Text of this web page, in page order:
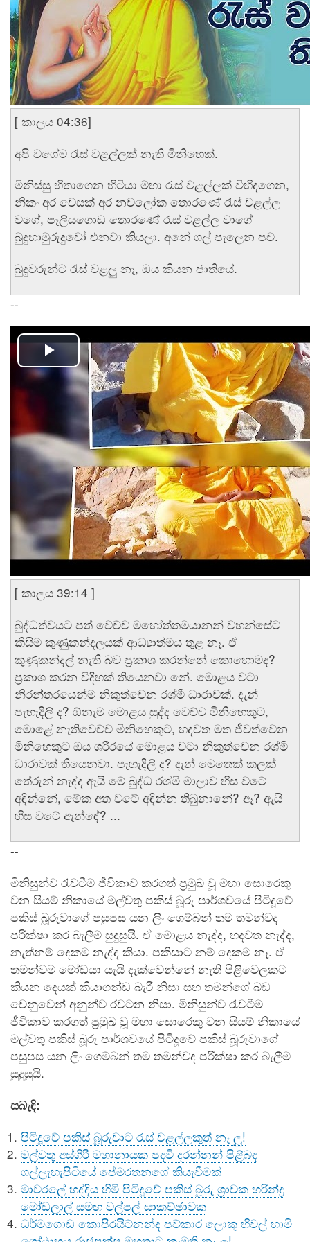
[ කාලය 04:36]
අපි වගේම රැස් වළල්ලක් නැති මිනිහෙක්.
මිනිස්සු හිතාගෙන හිටියා මහා රැස් වළල්ලක් විහිදගෙන,
නිකං අරවෙසක් අරනවලෝක තොරණේ රැස් වළල්ල
වගේ, පෑලියගොඩ තොරණේ රැස් වළල්ල වාගේ
බුදුහාමුරුදුවෝ එනවා කියලා. අනේ ගල් පැලෙන පච.
බුදුවරුන්ට රැස් වළලු නෑ, ඔය කියන ජාතියේ.
--
[ කාලය 39:14 ]
බුද්ධත්වයට පත් වෙච්ච මහෝත්තමයානන් වහන්සේට
කිසිම කුණුකන්දලයක් ආධ්‍යාත්මය තුළ නෑ. ඒ
කුණුකන්දල් නැති බව ප්‍රකාශ කරන්නේ කොහොමද?
ප්‍රකාශ කරන විදිහක් තියෙනවා නේ. මොළය වටා
නිරන්තරයෙන්ම නිකුත්වෙන රශ්මී ධාරාවක්. දැන්
පැහැදිලි ද? ඕනැම මොළය සුද්ද වෙච්ච මිනිහෙකුට,
මොළේ නැතිවෙච්ච මිනිහෙකුට, හදවත මත ජීවත්වෙන
මිනිහෙකුට ඔය ශරීරයේ මොළය වටා නිකුත්වෙන රශ්මි
ධාරාවක් තියෙනවා. පැහැදිලි ද? දැන් මෙතෙක් කලක්
තේරුන් නැද්ද ඇයි මේ බුද්ධ රශ්මි මාලාව හිස වටේ
අඳින්නේ, මේක අත වටේ අඳින්න තිබුනානේ? ඈ? ඇයි
හිස වටේ ඇන්ඳේ? ...
--
මිනිසුන්ව රැවටීම ජීවිකාව කරගත් ප්‍රමුඛ වූ මහා සොරෙකු
වන සියම් නිකායේ මල්වතු පකිස් බූරු පාර්ශවයේ පිටිදූවේ
පකිස් බූරුවාගේ පසුපස යන ලිං ගෙම්බන් තම තමන්වද
පරික්ෂා කර බැලීම සුදුසුයි. ඒ මොළය නැද්ද, හදවත නැද්ද,
නැත්නම් දෙකම නැද්ද කියා. පකිසාට නම් දෙකම නෑ. ඒ
තමන්වම මෝඩයා යැයි දැක්වෙන්නේ නැති පිළිවෙලකට
කියන දෙයක් කියාගන්ඩ බැරි නිසා සහ තමන්ගේ බඩ
වෙනුවෙන් අනුන්ව රවටන නිසා. මිනිසුන්ව රැවටීම
ජීවිකාව කරගත් ප්‍රමුඛ වූ මහා සොරෙකු වන සියම් නිකායේ
මල්වතු පකිස් බූරු පාර්ශවයේ පිටිදූවේ පකිස් බූරුවාගේ
පසුපස යන ලිං ගෙම්බන් තම තමන්වද පරික්ෂා කර බැලීම
සුදුසුයි.
සබැඳි:
පිටිදූවේ පකිස් බූරුවාට රැස් වළල්ලකුත් නෑ ලු!
මල්වතු අස්ගිරි මහානායක පදවි දරන්නන් පිළිබඳ
ගල්ලැහැපිටියේ පේමරතනගේ කියැවීමක්
මාවරලේ භද්දිය හිමි පිටිදූවේ පකිස් බූරු ශ්‍රාවක හරින්ද්‍ර
මෝඩලාල් සමඟ වල්පල් සාකච්ඡාවක
ධර්මගොඩ කොපිරයිට්නන්ද පව්කාර ලොකු හිවල් හාමි